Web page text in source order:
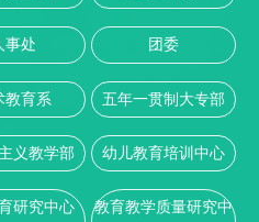
事处 团委
教育系 五年一贯制大专部
义教学部 幼儿教育培训中心
研究中心
教育教学质量研究中